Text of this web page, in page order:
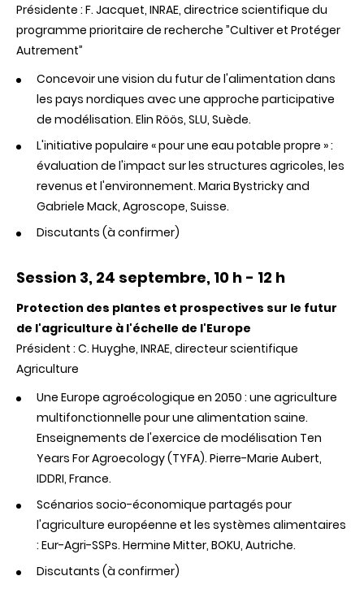
Présidente : F. Jacquet, INRAE, directrice scientifique du
programme prioritaire de recherche ”Cultiveret Protéger
Autrement”
Concevoir une vision du futur de l'alimentation dans
les pays nordiques avec une approche participative
de modélisation. Elin Röös, SLU, Suède.
L'initiative populaire « pourune eau potable propre » :
évaluation de l'impact sur les structures agricoles, les
revenus et l'environnement. Maria Bystrickyand
Gabriele Mack, Agroscope, Suisse.
Discutants (à confirmer)
Session 3, 24 septembre, 10 h - 12 h
Protection des plantes et prospectives sur le futur
de l'agriculture à l'échelle de l'Europe
Président : C. Huyghe, INRAE, directeur scientifique
Agriculture
Une Europe agroécologique en 2050 : une agriculture
multifonctionnelle pour une alimentation saine.
Enseignements de l'exercice de modélisation Ten
Years For Agroecology (TYFA). Pierre-Marie Aubert,
IDDRI, France.
Scénarios socio-économique partagés pour
l'agriculture européenne et les systèmes alimentaires
: Eur-Agri-SSPs. Hermine Mitter, BOKU, Autriche.
Discutants (à confirmer)